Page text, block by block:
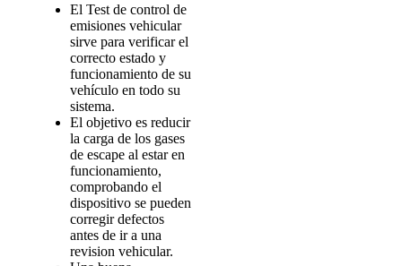
El Test de control de
emisiones vehicular
sirve para verificar el
correcto estado y
funcionamiento de su
vehículo en todo su
sistema.
El objetivo es reducir
la carga de los gases
de escape al estar en
funcionamiento,
comprobando el
dispositivo se pueden
corregir defectos
antes de ir a una
revision vehicular.